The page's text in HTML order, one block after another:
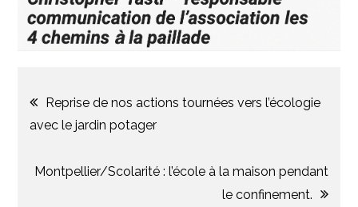
Navigation
de
l’article
Reprise de nos actions tournées vers l’écologie
avec le jardin potager
Montpellier/Scolarité : l’école à la maison pendant
le confinement.